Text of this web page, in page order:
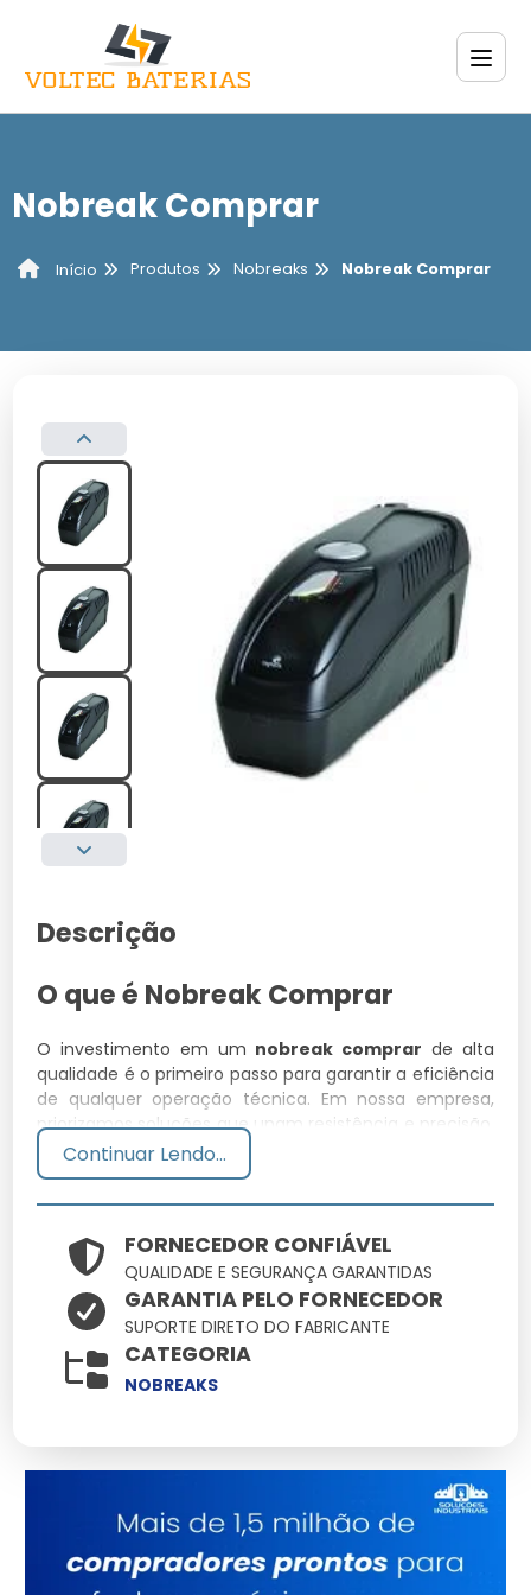
Nobreak Comprar
Início Produtos Nobreaks Nobreak Comprar
Descrição
O que é Nobreak Comprar
O investimento em um nobreak comprar de alta
qualidade é o primeiro passo para garantir a eficiência
de qualquer operação técnica. Em nossa empresa,
priorizamos soluções que unam resistência e precisão,
assegurando que cada detalhe do seu projeto seja
atendido com o que há de mais moderno no
mercado.
Especificações Técnicas
Atributo
Detalhes
Material
Polímeros estruturais
Acabamento
Tratamento de
proteção UV
integrado
Consultoria
Continuar Lendo...
FORNECEDOR CONFIÁVEL
QUALIDADE E SEGURANÇA GARANTIDAS
GARANTIA PELO FORNECEDOR
SUPORTE DIRETO DO FABRICANTE
CATEGORIA
NOBREAKS